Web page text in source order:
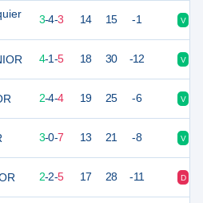
10 3-4-3 14 15 -1 V
10 4-1-5 18 30 -12 V
2-4-4 19 25 -6 V
3-0-7 13 21 -8 V
9 2-2-5 17 28 -11 D